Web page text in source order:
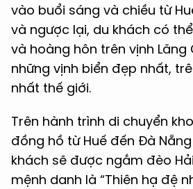
vào buổi sáng và chiều từ
và ngược lại, du khách có
và hoàng hôn trên vịnh
những vịnh biển đẹp nhất,
nhất thế giới.
Trên hành trình di chuyển
đồng hồ từ Huế đến Đà
khách sẽ được ngắm đèo
mệnh danh là “Thiên hạ đệ